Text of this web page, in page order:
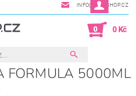
INFO@ERO-SHOP.CZ
0 0 Kč
FORMULA 5000ML